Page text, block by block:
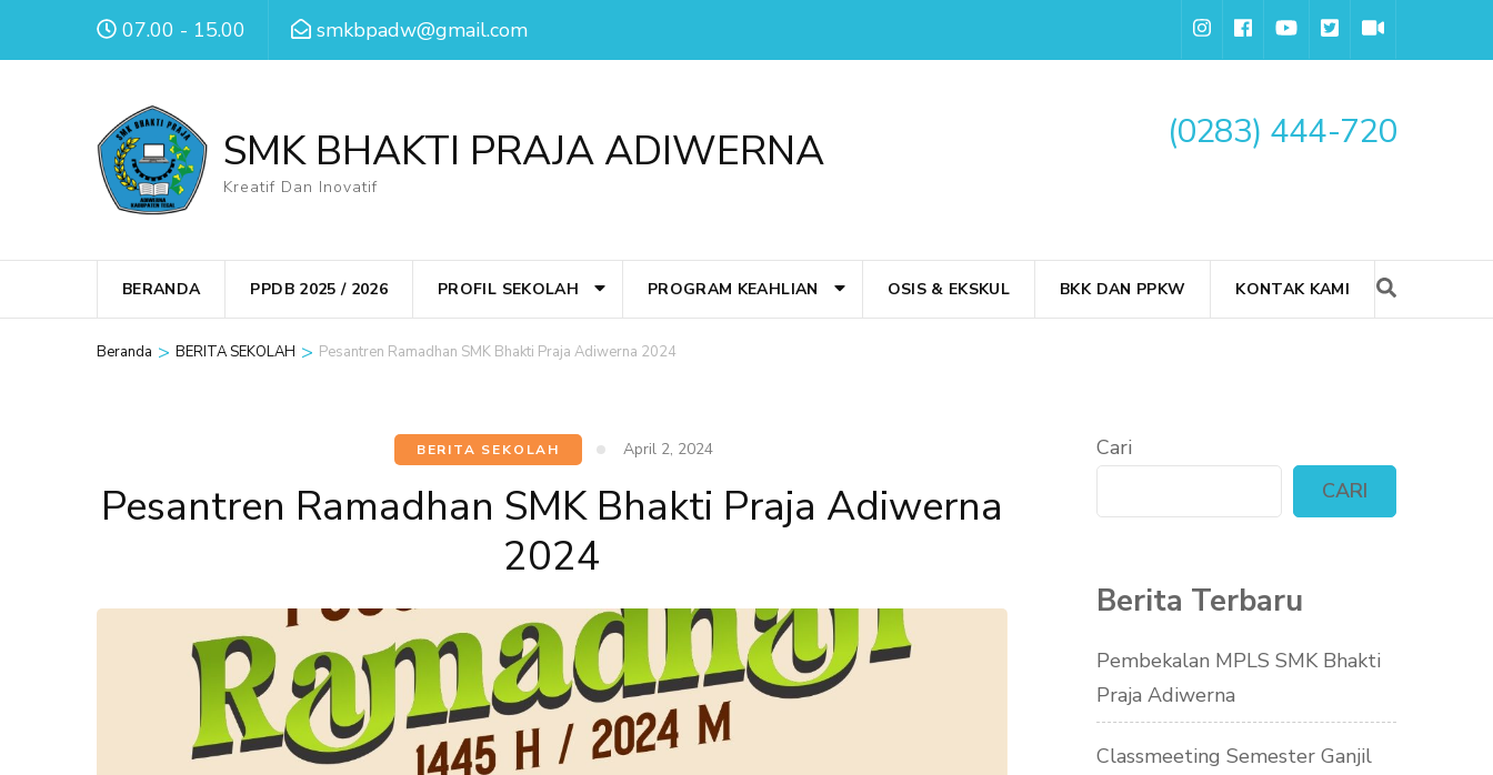
07.00 - 15.00 smkbpadw@gmail.com
SMK BHAKTI PRAJA ADIWERNA
Kreatif Dan Inovatif
(0283) 444-720
BERANDA PPDB 2025 / 2026 PROFIL SEKOLAH PROGRAM KEAHLIAN OSIS & EKSKUL BKK DAN PPKW KONTAK KAMI
Beranda > BERITA SEKOLAH > Pesantren Ramadhan SMK Bhakti Praja Adiwerna 2024
BERITA SEKOLAH April 2, 2024
Pesantren Ramadhan SMK Bhakti Praja Adiwerna
2024
Cari
CARI
Berita Terbaru
Pembekalan MPLS SMK Bhakti
Praja Adiwerna
Classmeeting Semester Ganjil